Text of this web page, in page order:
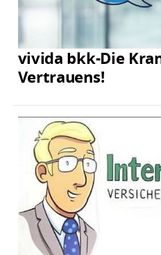
vivida bkk-Die
Vertrauens!